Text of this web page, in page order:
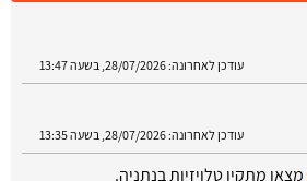
עודכן לאחרונה: 28/07/2026, בשעה 13:47
עודכן לאחרונה: 28/07/2026, בשעה 13:35
מצאו מתקין טלויזיות בנתניה.